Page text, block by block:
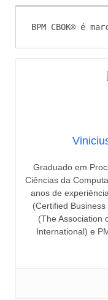
BPM CBOK® é
Graduado em
Ciências da
anos de
(Certified
(The Association
International) e